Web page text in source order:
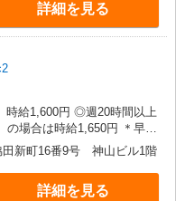
詳細を見る
合は時給1,650円 ＊早朝
〜）：時給2,000円〜 ＊日曜
研修
◎週20時間
）の場合は時給1,570円 ＊
田新町16番9号 神山ビル1階
詳細を見る